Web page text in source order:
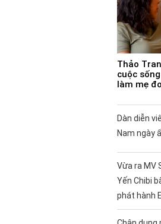
Thảo
cuộc
làm mẹ
Dàn diễn
Nam ngày
Vừa ra MV
Yến Chibi
phát hành